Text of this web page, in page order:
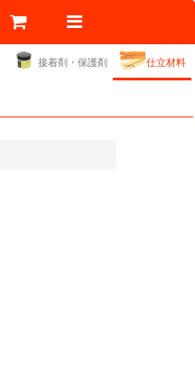
接着剤・保護剤 仕立材料